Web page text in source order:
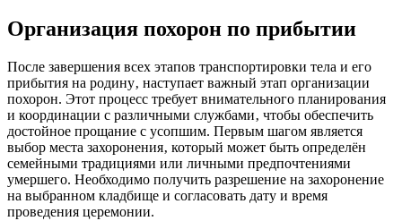
Организация похорон по прибытии
После завершения всех этапов транспортировки тела и его
прибытия на родину‚ наступает важный этап организации
похорон. Этот процесс требует внимательного планирования
и координации с различными службами‚ чтобы обеспечить
достойное прощание с усопшим. Первым шагом является
выбор места захоронения‚ который может быть определён
семейными традициями или личными предпочтениями
умершего. Необходимо получить разрешение на захоронение
на выбранном кладбище и согласовать дату и время
проведения церемонии.